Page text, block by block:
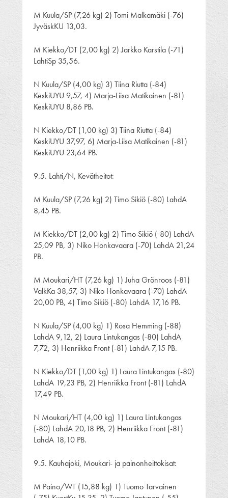
M Kuula/SP (7,26 kg) 2) Tomi Malkamäki (-76)
JyväskKU 13,03.
M Kiekko/DT (2,00 kg) 2) Jarkko Karstila (-71)
LahtiSp 35,56.
N Kuula/SP (4,00 kg) 3) Tiina Riutta (-84)
KeskiUYU 9,57, 4) Marja-Liisa Matikainen (-81)
KeskiUYU 8,86 PB.
N Kiekko/DT (1,00 kg) 3) Tiina Riutta (-84)
KeskiUYU 37,97, 6) Marja-Liisa Matikainen (-81)
KeskiUYU 23,64 PB.
9.5. Lahti/N, Kevätheitot:
M Kuula/SP (7,26 kg) 2) Timo Sikiö (-80) LahdA
8,45 PB.
M Kiekko/DT (2,00 kg) 2) Timo Sikiö (-80) LahdA
25,09 PB, 3) Niko Honkavaara (-70) LahdA 21,24
PB.
M Moukari/HT (7,26 kg) 1) Juha Grönroos (-81)
ValkKa 38,57, 3) Niko Honkavaara (-70) LahdA
20,00 PB, 4) Timo Sikiö (-80) LahdA 17,16 PB.
N Kuula/SP (4,00 kg) 1) Rosa Hemming (-88)
LahdA 9,12, 2) Laura Lintukangas (-80) LahdA
7,72, 3) Henriikka Front (-81) LahdA 7,15 PB.
N Kiekko/DT (1,00 kg) 1) Laura Lintukangas (-80)
LahdA 19,23 PB, 2) Henriikka Front (-81) LahdA
17,49 PB.
N Moukari/HT (4,00 kg) 1) Laura Lintukangas
(-80) LahdA 20,18 PB, 2) Henriikka Front (-81)
LahdA 18,10 PB.
9.5. Kauhajoki, Moukari- ja painonheittokisat:
M Paino/WT (15,88 kg) 1) Tuomo Tarvainen